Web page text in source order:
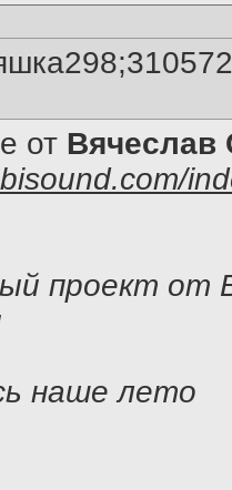
от Вячеслав
проект от
наше лето